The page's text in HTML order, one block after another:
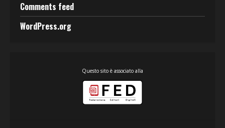
Comments feed
WordPress.org
Questo sito è associato alla